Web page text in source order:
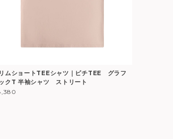
ムショートTEEシャツ｜ピチTEE グラフ
クT 半袖シャツ ストリート